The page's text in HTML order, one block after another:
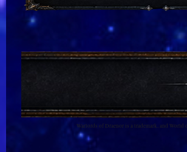
Warlords of Draenor is a trademark, and